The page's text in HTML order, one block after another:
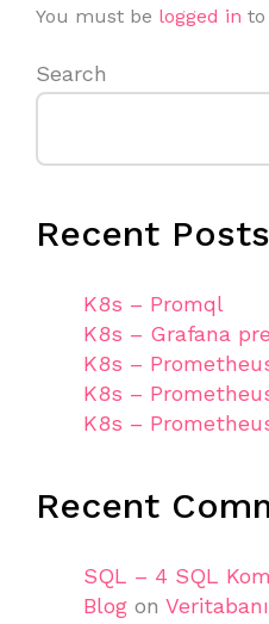
You must be logged in to
Search
Recent Posts
K8s – Promql
K8s – Grafana
K8s –
K8s –
K8s –
Recent
SQL – 4 SQL
Blog on